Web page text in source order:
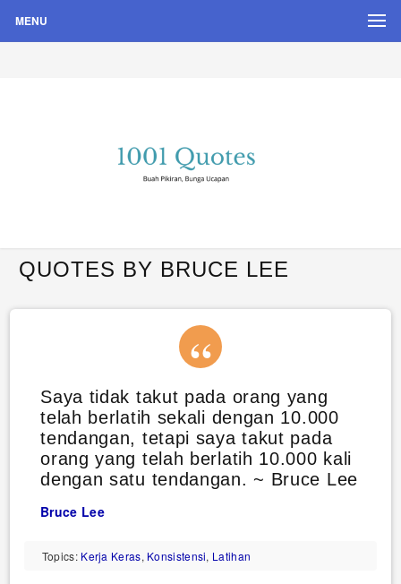
MENU
Quote Hari Puisi
QUOTES BY BRUCE LEE
Saya tidak takut pada orang yang
telah berlatih sekali dengan 10.000
tendangan, tetapi saya takut pada
orang yang telah berlatih 10.000 kali
dengan satu tendangan. ~ Bruce Lee
Bruce Lee
Topics: Kerja Keras, Konsistensi, Latihan